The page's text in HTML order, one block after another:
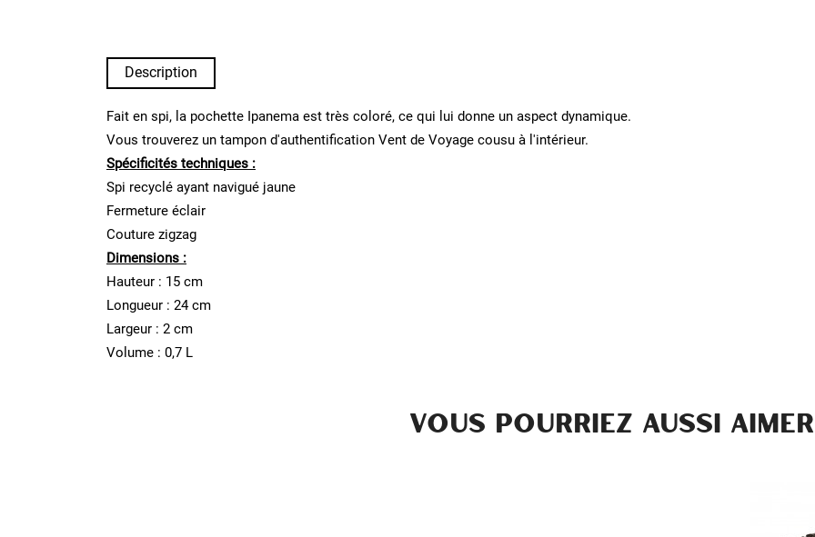
Description
Fait en spi, la pochette Ipanema est très coloré, ce qui lui donne un aspect dynamique.
Vous trouverez un tampon d'authentification Vent de Voyage cousu à l'intérieur.
Spécificités techniques :
Spi recyclé ayant navigué jaune
Fermeture éclair
Couture zigzag
Dimensions :
Hauteur : 15 cm
Longueur : 24 cm
Largeur : 2 cm
Volume : 0,7 L
VOUS POURRIEZ AUSSI AIMER